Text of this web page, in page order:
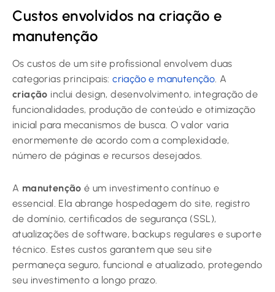
Custos envolvidos na criação e
manutenção
Os custos de um site profissional envolvem duas
categorias principais:criação e manutenção . A
criação inclui design, desenvolvimento, integração de
funcionalidades, produção de conteúdo e otimização
inicial para mecanismos de busca. O valor varia
enormemente de acordo com a complexidade,
número de páginas e recursos desejados.
A manutenção é um investimento contínuo e
essencial. Ela abrange hospedagem do site, registro
de domínio, certificados de segurança (SSL),
atualizações de software, backups regulares e suporte
técnico. Estes custos garantem que seu site
permaneça seguro, funcional e atualizado, protegendo
seu investimento a longo prazo.